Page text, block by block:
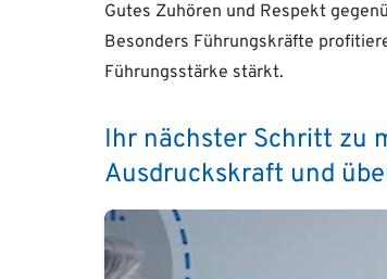
Gutes Zuhören und Respekt
Besonders Führungskräfte
Führungsstärke stärkt.
Ihr nächster Schritt zu
Ausdruckskraft und